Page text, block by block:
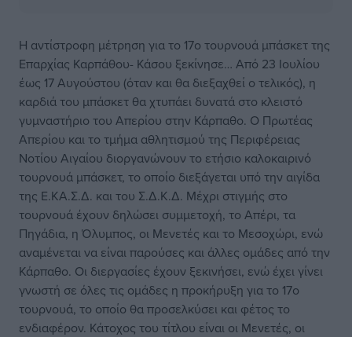
Η αντίστροφη μέτρηση για το 17ο τουρνουά μπάσκετ της
Επαρχίας Καρπάθου- Κάσου ξεκίνησε… Από 23 Ιουλίου
έως 17 Αυγούστου (όταν και θα διεξαχθεί ο τελικός), η
καρδιά του μπάσκετ θα χτυπάει δυνατά στο κλειστό
γυμναστήριο του Απερίου στην Κάρπαθο. Ο Πρωτέας
Απερίου και το τμήμα αθλητισμού της Περιφέρειας
Νοτίου Αιγαίου διοργανώνουν το ετήσιο καλοκαιρινό
τουρνουά μπάσκετ, το οποίο διεξάγεται υπό την αιγίδα
της Ε.ΚΑ.Σ.Δ. και του Σ.Δ.Κ.Δ. Μέχρι στιγμής στο
τουρνουά έχουν δηλώσει συμμετοχή, το Απέρι, τα
Πηγάδια, η Όλυμπος, οι Μενετές και το Μεσοχώρι, ενώ
αναμένεται να είναι παρούσες και άλλες ομάδες από την
Κάρπαθο. Οι διεργασίες έχουν ξεκινήσει, ενώ έχει γίνει
γνωστή σε όλες τις ομάδες η προκήρυξη για το 17ο
τουρνουά, το οποίο θα προσελκύσει και φέτος το
ενδιαφέρον. Κάτοχος του τίτλου είναι οι Μενετές, οι